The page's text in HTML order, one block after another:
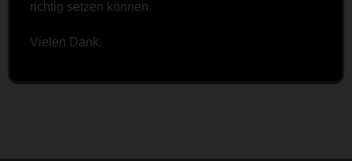
richtig setzen können.
Vielen Dank.